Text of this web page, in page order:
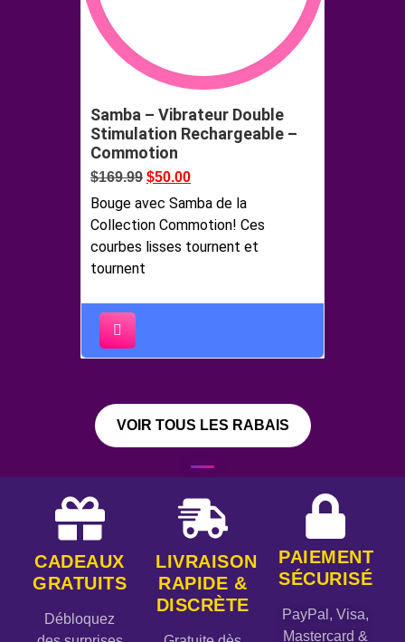
Samba – Vibrateur Double
Stimulation Rechargeable –
Commotion
$169.99 $50.00
Bouge avec Samba de la
Collection Commotion! Ces
courbes lisses tournent et
tournent
VOIR TOUS LES RABAIS
CADEAUX
GRATUITS
Débloquez
LIVRAISON
RAPIDE &
DISCRÈTE
PAIEMENT
SÉCURISÉ
PayPal, Visa,
Mastercard &